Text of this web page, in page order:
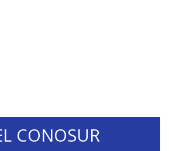
CONOSUR